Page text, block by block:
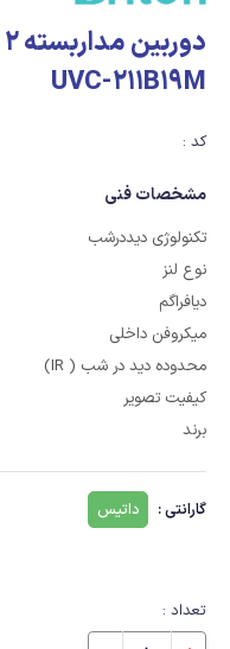
UVC-211B19M
کد :
مشخصات فنی
تکنولوژی دیددرشب
نوع لنز
دیافراگم
میکروفن داخلی
محدوده دید در شب ( IR)
کیفیت تصویر
برند
گارانتی : داتیس
تعداد :